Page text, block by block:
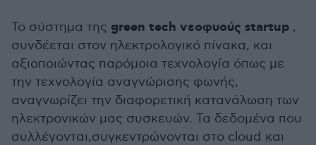
Το σύστημα της green tech νεοφυούς startup ,
συνδέεται στον ηλεκτρολογικό πίνακα, και
αξιοποιώντας παρόμοια τεχνολογία όπως με
την τεχνολογία αναγνώρισης φωνής,
αναγνωρίζει την διαφορετική κατανάλωση των
ηλεκτρονικών μας συσκευών. Τα δεδομένα που
συλλέγονται,συγκεντρώνονται στο cloud και